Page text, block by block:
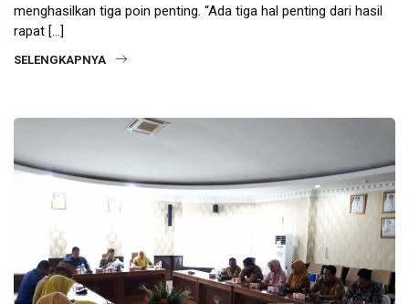
menghasilkan tiga poin penting. “Ada tiga hal penting dari hasil
rapat […]
SELENGKAPNYA